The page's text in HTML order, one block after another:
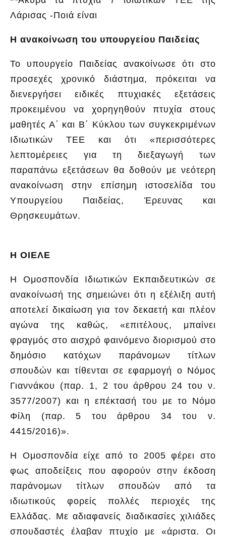
Η ανακοίνωση του υπουργείου Παιδείας
Το υπουργείο Παιδείας ανακοίνωσε ότι στο
προσεχές χρονικό διάστημα, πρόκειται να
διενεργήσει ειδικές πτυχιακές εξετάσεις
προκειμένου να χορηγηθούν πτυχία στους
μαθητές Α΄ και Β΄ Κύκλου των συγκεκριμένων
Ιδιωτικών ΤΕΕ και ότι «περισσότερες
λεπτομέρειες για τη διεξαγωγή των
παραπάνω εξετάσεων θα δοθούν με νεότερη
ανακοίνωση στην επίσημη ιστοσελίδα του
Υπουργείου Παιδείας, Έρευνας και
Θρησκευμάτων.
Η ΟΙΕΛΕ
Η Ομοσπονδία Ιδιωτικών Εκπαιδευτικών σε
ανακοίνωσή της σημειώνει ότι η εξέλιξη αυτή
αποτελεί δικαίωση για τον δεκαετή και πλέον
αγώνα της καθώς, «επιτέλους, μπαίνει
φραγμός στο αισχρό φαινόμενο διορισμού στο
δημόσιο κατόχων παράνομων τίτλων
σπουδών και τίθενται σε εφαρμογή ο Νόμος
Γιαννάκου (παρ. 1, 2 του άρθρου 24 του ν.
3577/2007) και η επέκτασή του με το Νόμο
Φίλη (παρ. 5 του άρθρου 34 του ν.
4415/2016)».
Η Ομοσπονδία είχε από το 2005 φέρει στο
φως αποδείξεις που αφορούν στην έκδοση
παράνομων τίτλων σπουδών από τα
ιδιωτικούς φορείς πολλές περιοχές της
Ελλάδας. Με αδιαφανείς διαδικασίες χιλιάδες
σπουδαστές έλαβαν πτυχίο με «άριστα. Οι